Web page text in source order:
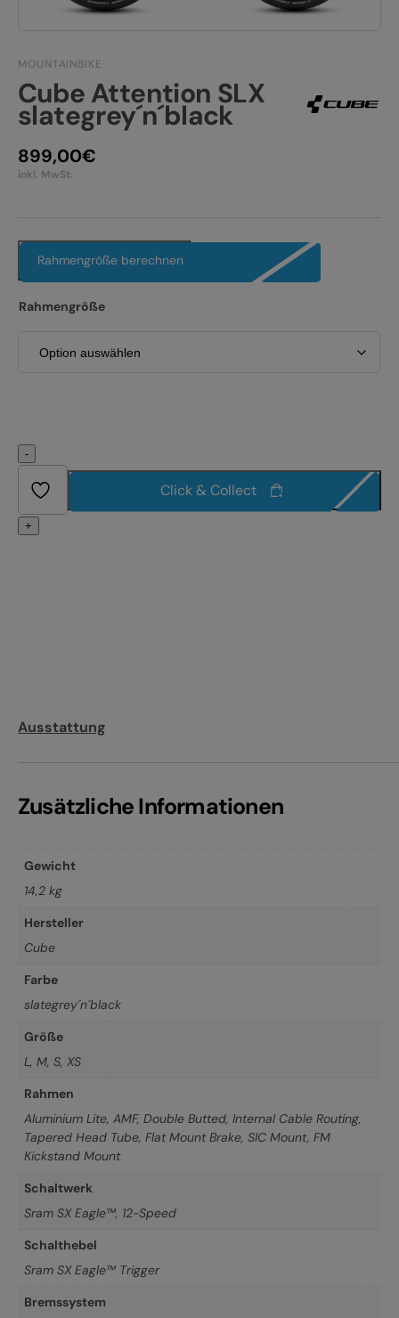
E-BIKE HARDTAIL
E-BIKE TOUR
Alle entdecken
KONTAKT
PRODUKTRÜCKRUFE
MOUNTAINBIKE
Cube Attention SLX
slategrey´n´black
899,00€
inkl. MwSt.
Rahmengröße berechnen
Rahmengröße
-
+
Click & Collect
Ausstattung
Zusätzliche Informationen
Gewicht
14,2 kg
Hersteller
Cube
Farbe
slategrey´n´black
Größe
L, M, S, XS
Rahmen
Aluminium Lite, AMF, Double Butted, Internal Cable Routing,
Tapered Head Tube, Flat Mount Brake, SIC Mount, FM
Kickstand Mount
Schaltwerk
Sram SX Eagle™, 12-Speed
Schalthebel
Sram SX Eagle™ Trigger
Bremssystem